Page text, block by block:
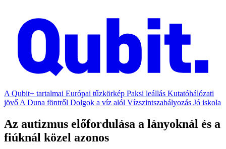
A Qubit+ tartalmai Európai tűzkörkép Paksi leállás Kutatóhálózati
jövő A Duna föntről Dolgok a víz alól Vízszintszabályozás Jó iskola
Az autizmus előfordulása a lányoknál és a
fiúknál közel azonos